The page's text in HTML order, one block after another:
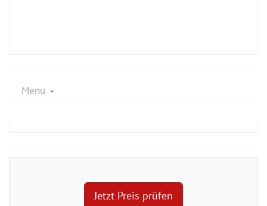
Menu
Jetzt Preis prüfen